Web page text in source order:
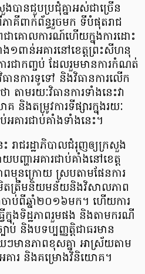
បានជួបប្រជុំគ្នាអស់ជាច្រើន
គីពាក់ព័ន្ធរួចមក ទីបំផុតរាជ
ពជាគោលការណ៍ហើយក្នុងការដោះ
ង១ពាន់អគារនៅខេត្តព្រះសីហនុ
ារជាកញ្ចប់ ដែលរួមមានការកំណត់
នការទូទៅ និងវិធានការលើក
តាមរយៈវិធានការទាំងនេះវា
និងតម្រូវការទីផ្សារក្នុងរយៈ
គារជាប់គាំងទាំងនេះ។
រាជរដ្ឋាភិបាលជំរុញឲ្យក្រសួង
បញ្ហាអគារជាប់គាំងនៅខេត្ត
មុនក្រោយ ស្របតាមផែនការ
តត្រឹមនិយមន័យនិងវិសាលភាព​
ាប់ពីឆ្នាំ២០១៦មក។ ហើយការ
នុងទិដ្ឋភាពរួមផង និងតាមករណី
និងបទប្បញ្ញត្តិជាធរមាន
មានភាពខុសគ្នា អាស្រ័យតាម
អគារ និងគម្រោងវិនិយោគ។